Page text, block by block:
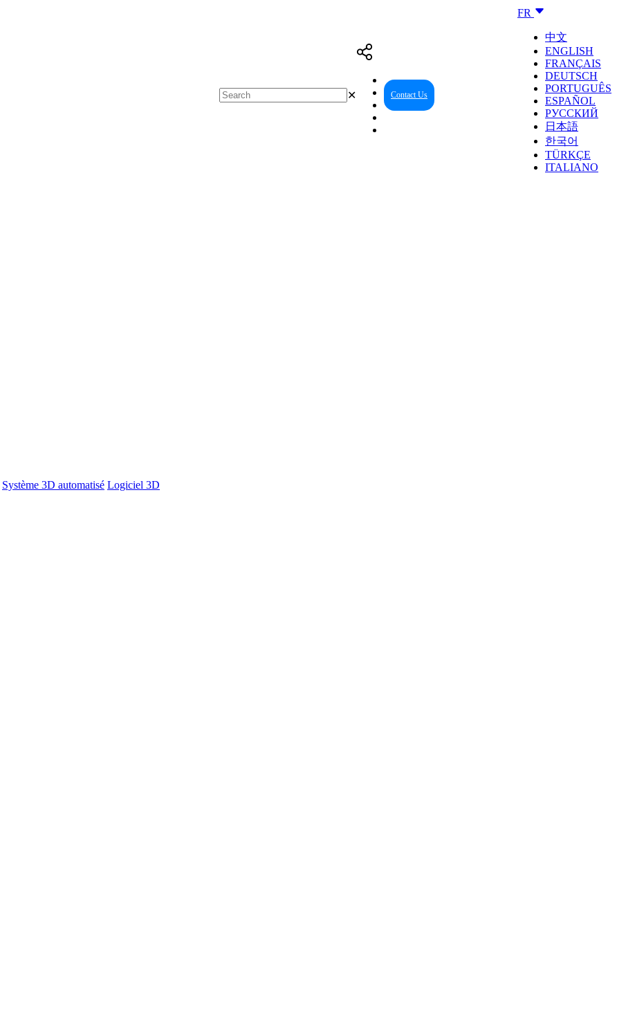
FR
中文
ENGLISH
FRANÇAIS
DEUTSCH
PORTUGUÊS
ESPAÑOL
РУССКИЙ
日本語
한국어
TÜRKÇE
ITALIANO
Contact Us
✕
Système 3D automatisé Logiciel 3D